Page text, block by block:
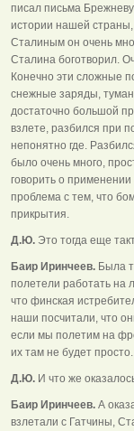
писал письма
истории нашей страны,
Сталиным он очень
Сталина боготворил.
Конечно эти сложные
снежные заряды,
достаточно большой
взлете, разбился при
непонятно где.
было очень много,
говорить о
проблема с тем, что
прикрытия.
Д.Ю. Это тогда еще
Баир Иринчеев. Была
полетели работать на
что финская
наши посчитали, что
если мы полетим на
их там не будет просто.
Д.Ю. И что же
Баир Иринчеев. А
взлетали с Гатчины,